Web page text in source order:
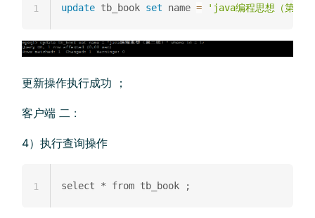
update tb_book set name = 'java编程思想（第二
1
更新操作执行成功 ；
客户端 二 :
4）执行查询操作
1